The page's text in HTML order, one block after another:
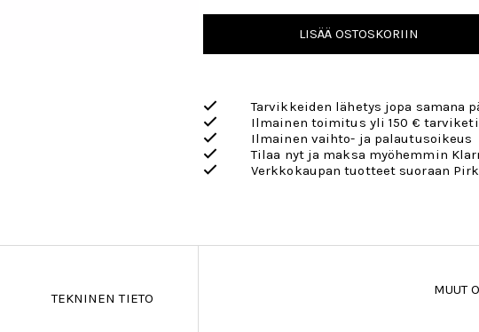
LISÄÄ OSTOSKORIIN
Tarvikkeiden lähetys jopa samana
Ilmainen toimitus yli 150 €
Ilmainen vaihto- ja palautusoikeus
Tilaa nyt ja maksa myöhemmin
Verkkokaupan tuotteet suoraan
TEKNINEN TIETO
MUUT